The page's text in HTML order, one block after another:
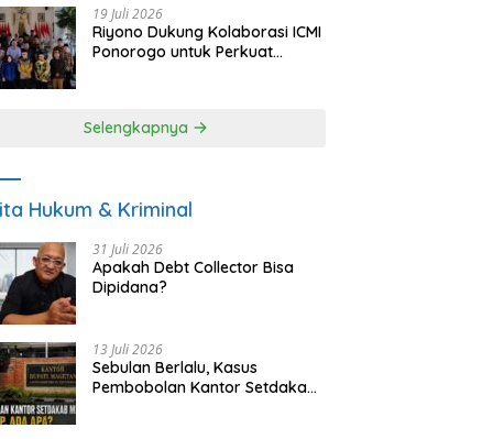
19 Juli 2026
Riyono Dukung Kolaborasi ICMI
Ponorogo untuk Perkuat
Selengkapnya
Hukum & Kriminal
31 Juli 2026
Apakah Debt Collector Bisa
Dipidana?
13 Juli 2026
Sebulan Berlalu, Kasus
Pembobolan Kantor Setdakab